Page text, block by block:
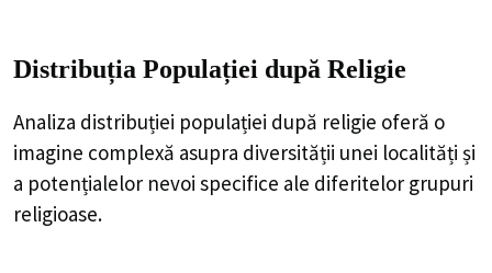
Distribuția Populației după Religie
Analiza distribuției populației după religie oferă o
imagine complexă asupra diversității unei localități și
a potențialelor nevoi specifice ale diferitelor grupuri
religioase.